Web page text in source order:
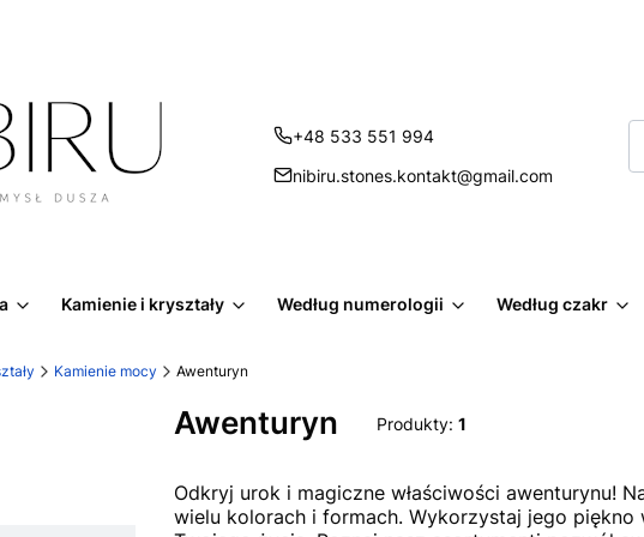
+48 533 551 994
nibiru.stones.kontakt@gmail.com
Kamienie i kryształy Według numerologii Według czakr
Kamienie mocy Awenturyn
Awenturyn Produkty: 1
Odkryj urok i magiczne właściwości awenturynu!
wielu kolorach i formach. Wykorzystaj jego